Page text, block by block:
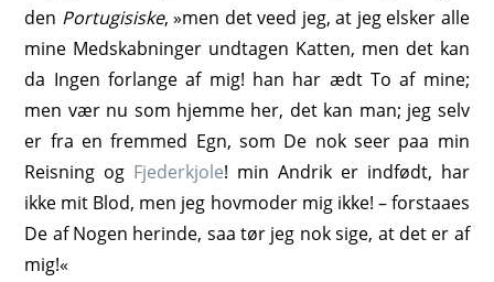
den Portugisiske, »men det veed jeg, at jeg elsker alle
mine Medskabninger undtagen Katten, men det kan
da Ingen forlange af mig! han har ædt To af mine;
men vær nu som hjemme her, det kan man; jeg selv
er fra en fremmed Egn, som De nok seer paa min
Reisning og Fjederkjole! min Andrik er indfødt, har
ikke mit Blod, men jeg hovmoder mig ikke! – forstaaes
De af Nogen herinde, saa tør jeg nok sige, at det er af
mig!«